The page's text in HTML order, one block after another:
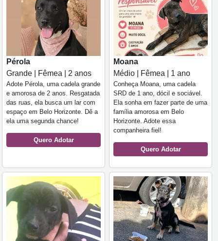
Pérola
Grande | Fêmea | 2 anos
Adote Pérola, uma cadela grande
e amorosa de 2 anos. Resgatada
das ruas, ela busca um lar com
espaço em Belo Horizonte. Dê a
ela uma segunda chance!
Quero Adotar
Moana
Médio | Fêmea | 1 ano
Conheça Moana, uma cadela
SRD de 1 ano, dócil e sociável.
Ela sonha em fazer parte de uma
família amorosa em Belo
Horizonte. Adote essa
companheira fiel!
Quero Adotar